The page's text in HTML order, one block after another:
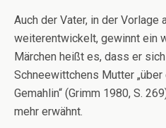
Auch der Vater, in der Vorlage
weiterentwickelt, gewinnt ein
Märchen heißt es, dass er
Schneewittchens Mutter
Gemahlin“ (Grimm 1980, S.
mehr erwähnt.